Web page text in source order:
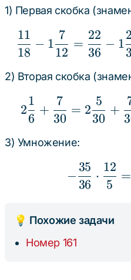
1) Первая скобка
18
11
− 1
12
7
=
36
22
− 1
2) Вторая скобка
2
6
1
+
30
7
= 2
30
5
+
3) Умножение:
−
36
35
⋅
5
12
=
💡 Похожие задачи
Номер 161